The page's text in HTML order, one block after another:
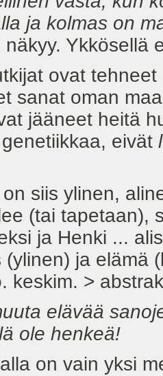
ja kolmas on
näkyy. Ykkösellä
ovat tehneet
sanat oman
jääneet heitä
eivät
ylinen,
(tai tapetaan),
ja Henki ...
(ylinen) ja elämä
keskim. >
elävää
ole henkeä!
vain yksi